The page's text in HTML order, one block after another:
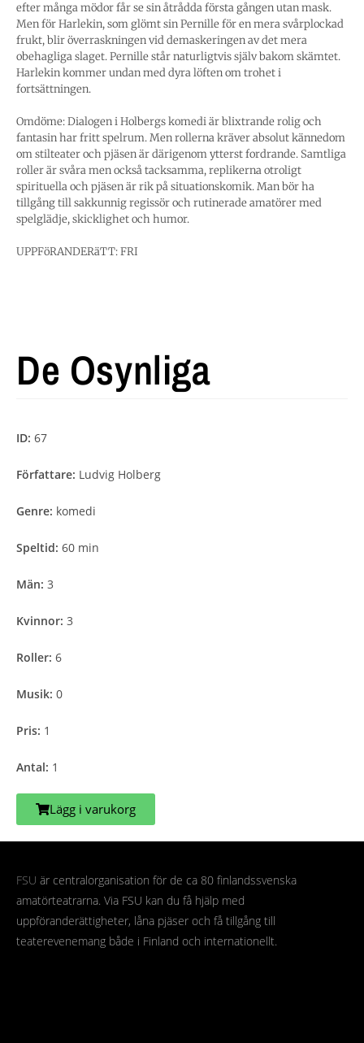
efter många mödor får se sin åtrådda första gången utan mask.
Men för Harlekin, som glömt sin Pernille för en mera svårplockad
frukt, blir överraskningen vid demaskeringen av det mera
obehagliga slaget. Pernille står naturligtvis själv bakom skämtet.
Harlekin kommer undan med dyra löften om trohet i
fortsättningen.
Omdöme: Dialogen i Holbergs komedi är blixtrande rolig och
fantasin har fritt spelrum. Men rollerna kräver absolut kännedom
om stilteater och pjäsen är därigenom ytterst fordrande. Samtliga
roller är svåra men också tacksamma, replikerna otroligt
spirituella och pjäsen är rik på situationskomik. Man bör ha
tillgång till sakkunnig regissör och rutinerade amatörer med
spelglädje, skicklighet och humor.
UPPFöRANDERäTT: FRI
De Osynliga
ID: 67
Författare: Ludvig Holberg
Genre: komedi
Speltid: 60 min
Män: 3
Kvinnor: 3
Roller: 6
Musik: 0
Pris: 1
Antal: 1
Lägg i varukorg
FSU är centralorganisation för de ca 80 finlandssvenska
amatörteatrarna. Via FSU kan du få hjälp med
uppföranderättigheter, låna pjäser och få tillgång till
teaterevenemang både i Finland och internationellt.